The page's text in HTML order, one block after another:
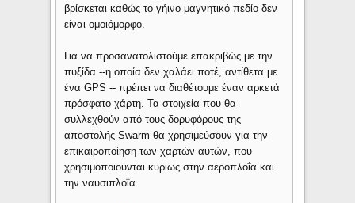
βρίσκεται καθώς το γήινο μαγνητικό πεδίο δεν
είναι ομοιόμορφο.
Για να προσανατολιστούμε επακριβώς με την
πυξίδα --η οποία δεν χαλάει ποτέ, αντίθετα με
ένα GPS -- πρέπει να διαθέτουμε έναν αρκετά
πρόσφατο χάρτη. Τα στοιχεία που θα
συλλεχθούν από τους δορυφόρους της
αποστολής Swarm θα χρησιμεύσουν για την
επικαιροποίηση των χαρτών αυτών, που
χρησιμοποιούνται κυρίως στην αεροπλοΐα και
την ναυσιπλοΐα.